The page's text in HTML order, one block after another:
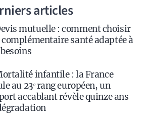
articles
mutuelle : comment choisir
complémentaire santé adaptée à
infantile : la France
au 23ᵉ rang européen, un
accablant révèle quinze ans